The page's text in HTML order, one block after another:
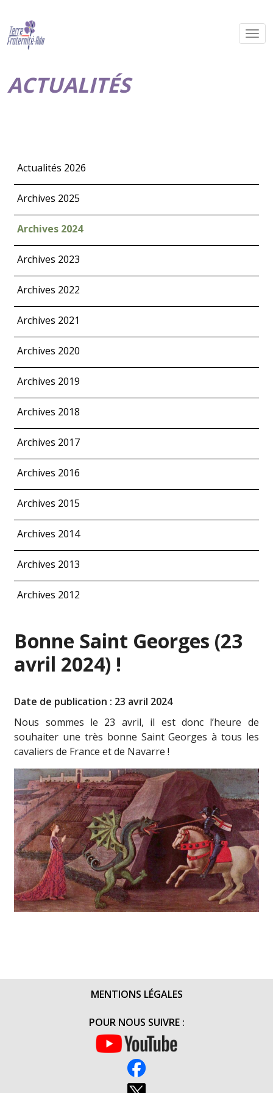
ACTUALITÉS
Actualités 2026
Archives 2025
Archives 2024
Archives 2023
Archives 2022
Archives 2021
Archives 2020
Archives 2019
Archives 2018
Archives 2017
Archives 2016
Archives 2015
Archives 2014
Archives 2013
Archives 2012
Bonne Saint Georges (23
avril 2024) !
Date de publication : 23 avril 2024
Nous sommes le 23 avril, il est donc l’heure de
souhaiter une très bonne Saint Georges à tous les
cavaliers de France et de Navarre !
MENTIONS LÉGALES
POUR NOUS SUIVRE :